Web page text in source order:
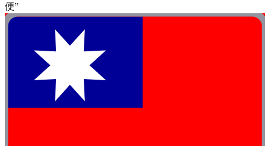
便”